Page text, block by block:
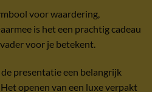
voor waardering,
is het een prachtig cadeau
voor je betekent.
presentatie een belangrijk
openen van een luxe verpakt